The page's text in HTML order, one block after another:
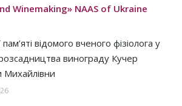
Winemaking» NAAS of Ukraine
пам’яті відомого вченого фізіолога у
розсадництва винограду Кучер
Михайлівни